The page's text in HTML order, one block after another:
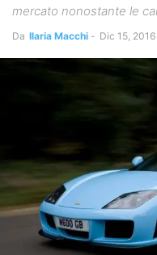
mercato nonostante le
Da Ilaria Macchi - Dic 15, 2016